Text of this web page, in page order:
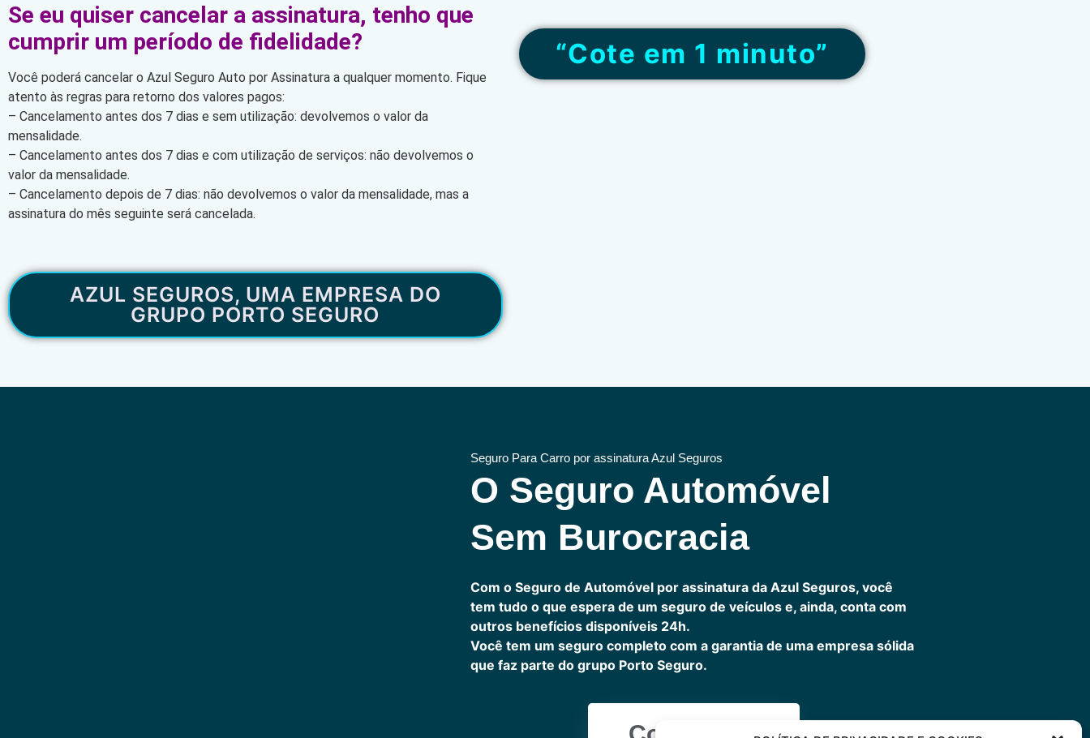
Se eu quiser cancelar a assinatura, tenho que
cumprir um período de fidelidade?
Você poderá cancelar o Azul Seguro Auto por Assinatura a qualquer momento. Fique
atento às regras para retorno dos valores pagos:
– Cancelamento antes dos 7 dias e sem utilização: devolvemos o valor da
mensalidade.
– Cancelamento antes dos 7 dias e com utilização de serviços: não devolvemos o
valor da mensalidade.
– Cancelamento depois de 7 dias: não devolvemos o valor da mensalidade, mas a
assinatura do mês seguinte será cancelada.
AZUL SEGUROS, UMA EMPRESA DO
GRUPO PORTO SEGURO
“Cote em 1 minuto”
Seguro Para Carro por assinatura Azul Seguros
O Seguro Automóvel
Sem Burocracia
Com o Seguro de Automóvel por assinatura da Azul Seguros, você
tem tudo o que espera de um seguro de veículos e, ainda, conta com
outros benefícios disponíveis 24h.
Você tem um seguro completo com a garantia de uma empresa sólida
que faz parte do grupo Porto Seguro.